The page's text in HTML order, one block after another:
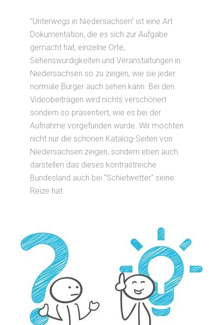
"Unterwegs in Niedersachsen" ist eine Art
Dokumentation, die es sich zur Aufgabe
gemacht hat, einzelne Orte,
Sehenswürdigkeiten und Veranstaltungen in
Niedersachsen so zu zeigen, wie sie jeder
normale Bürger auch sehen kann. Bei den
Videobeiträgen wird nichts verschönert
sondern so präsentiert, wie es bei der
Aufnahme vorgefunden wurde. Wir möchten
nicht nur die schönen Katalog-Seiten von
Niedersachsen zeigen, sondern eben auch
darstellen das dieses kontrastreiche
Bundesland auch bei "Schietwetter" seine
Reize hat.